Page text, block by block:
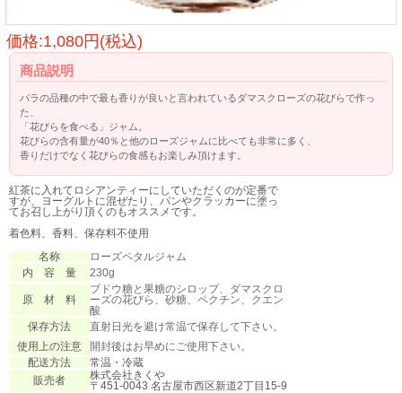
価格:1,080円(税込)
商品説明
バラの品種の中で最も香りが良いと言われているダマスクローズの花びらで作っ
た、
「花びらを食べる」ジャム。
花びらの含有量が40％と他のローズジャムに比べても非常に多く、
香りだけでなく花びらの食感もお楽しみ頂けます。
紅茶に入れてロシアンティーにしていただくのが定番で
すが、ヨーグルトに混ぜたり、パンやクラッカーに塗っ
てお召し上がり頂くのもオススメです。
着色料、香料、保存料不使用
名称
ローズペタルジャム
内 容 量
230g
原 材 料
ブドウ糖と果糖のシロップ、ダマスクロ
ーズの花びら、砂糖、ペクチン、クエン
酸
保存方法
直射日光を避け常温で保存して下さい。
使用上の注意
開封後はお早めにご使用下さい。
配送方法
常温・冷蔵
販売者
株式会社きくや
〒451-0043 名古屋市西区新道2丁目15-9